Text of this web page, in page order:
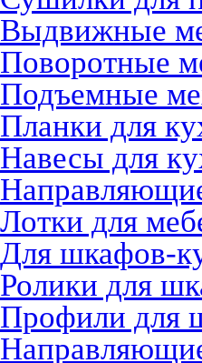
Выдвижные
Поворотные
Подъемные
Планки для
Навесы для
Лотки для
Для шкафов-
Ролики для
Профили для